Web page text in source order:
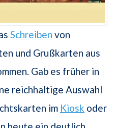
Schreiben von
und Grußkarten aus
Gab es früher in
reichhaltige Auswahl
im Kiosk oder